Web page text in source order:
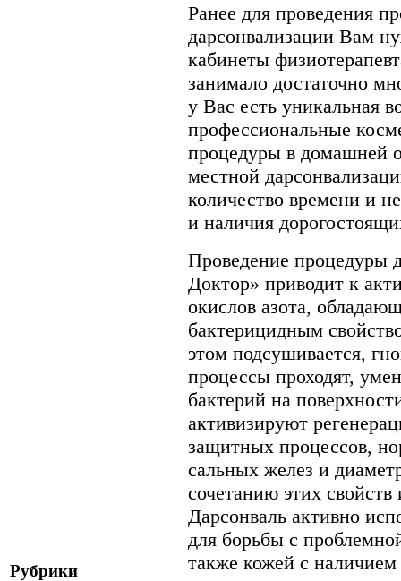
Рубрики
Ранее для проведения
дарсонвализации Вам
кабинеты
занимало достаточно
у Вас есть уникальная
профессиональные
процедуры в домашней
местной
количество времени и
и наличия
Проведение процедуры
Доктор» приводит к
окислов азота,
бактерицидным
этом подсушивается,
процессы проходят,
бактерий на
активизируют
защитных процессов,
сальных желез и
сочетанию этих
Дарсонваль активно
для борьбы с
также кожей с